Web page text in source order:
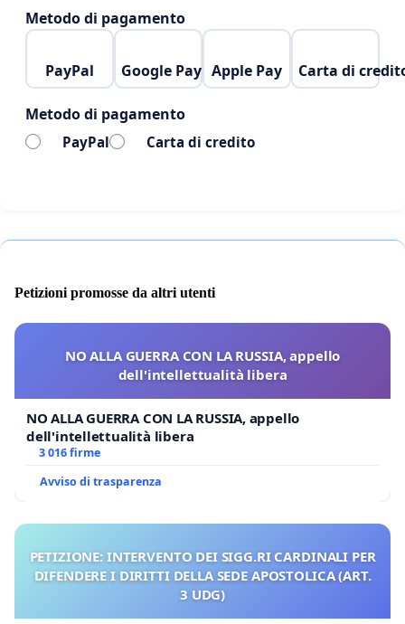
Metodo di pagamento
PayPal Google Pay Apple Pay Carta di
Metodo di pagamento
PayPal Carta di credito
Petizioni promosse da altri utenti
NO ALLA GUERRA CON LA RUSSIA, appello
dell'intellettualità libera
NO ALLA GUERRA CON LA RUSSIA, appello
dell'intellettualità libera
3 016 firme
Avviso di trasparenza
PETIZIONE: INTERVENTO DEI SIGG.RI CARDINALI PER
DIFENDERE I DIRITTI DELLA SEDE APOSTOLICA (ART.
3 UDG)